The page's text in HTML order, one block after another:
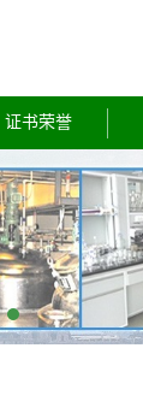
证书荣誉